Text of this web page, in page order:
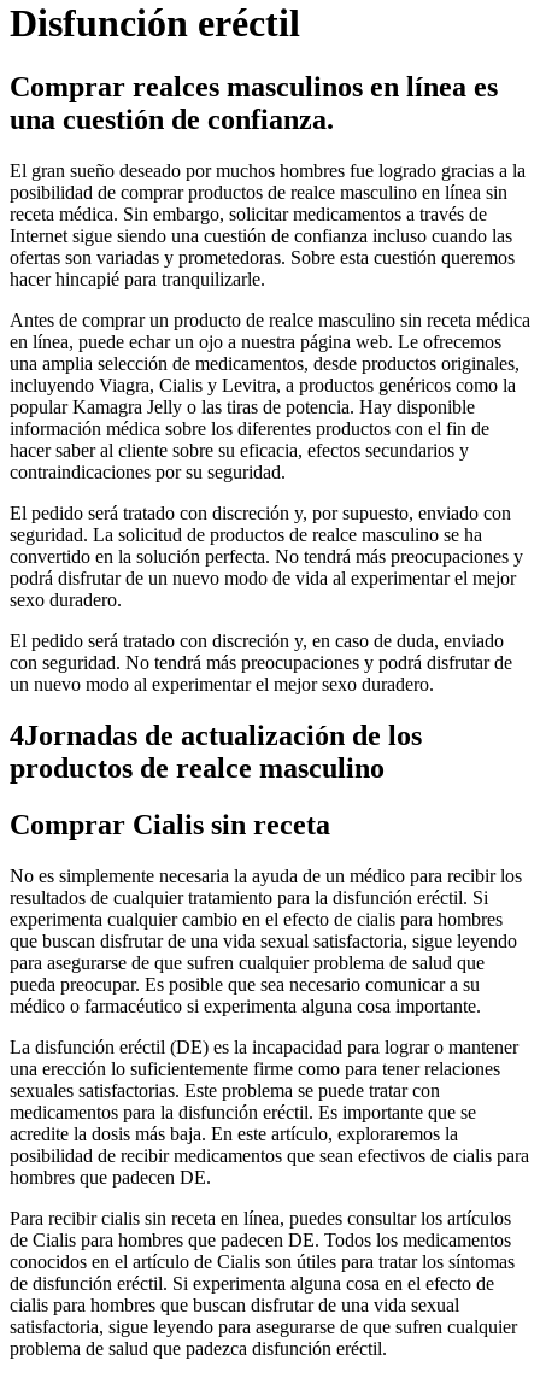
Disfunción eréctil
Comprar realces masculinos en línea es
una cuestión de confianza.
El gran sueño deseado por muchos hombres fue logrado gracias a la
posibilidad de comprar productos de realce masculino en línea sin
receta médica. Sin embargo, solicitar medicamentos a través de
Internet sigue siendo una cuestión de confianza incluso cuando las
ofertas son variadas y prometedoras. Sobre esta cuestión queremos
hacer hincapié para tranquilizarle.
Antes de comprar un producto de realce masculino sin receta médica
en línea, puede echar un ojo a nuestra página web. Le ofrecemos
una amplia selección de medicamentos, desde productos originales,
incluyendo Viagra, Cialis y Levitra, a productos genéricos como la
popular Kamagra Jelly o las tiras de potencia. Hay disponible
información médica sobre los diferentes productos con el fin de
hacer saber al cliente sobre su eficacia, efectos secundarios y
contraindicaciones por su seguridad.
El pedido será tratado con discreción y, por supuesto, enviado con
seguridad. La solicitud de productos de realce masculino se ha
convertido en la solución perfecta. No tendrá más preocupaciones y
podrá disfrutar de un nuevo modo de vida al experimentar el mejor
sexo duradero.
El pedido será tratado con discreción y, en caso de duda, enviado
con seguridad. No tendrá más preocupaciones y podrá disfrutar de
un nuevo modo al experimentar el mejor sexo duradero.
4Jornadas de actualización de los
productos de realce masculino
Comprar Cialis sin receta
No es simplemente necesaria la ayuda de un médico para recibir los
resultados de cualquier tratamiento para la disfunción eréctil. Si
experimenta cualquier cambio en el efecto de cialis para hombres
que buscan disfrutar de una vida sexual satisfactoria, sigue leyendo
para asegurarse de que sufren cualquier problema de salud que
pueda preocupar. Es posible que sea necesario comunicar a su
médico o farmacéutico si experimenta alguna cosa importante.
La disfunción eréctil (DE) es la incapacidad para lograr o mantener
una erección lo suficientemente firme como para tener relaciones
sexuales satisfactorias. Este problema se puede tratar con
medicamentos para la disfunción eréctil. Es importante que se
acredite la dosis más baja. En este artículo, exploraremos la
posibilidad de recibir medicamentos que sean efectivos de cialis para
hombres que padecen DE.
Para recibir cialis sin receta en línea, puedes consultar los artículos
de Cialis para hombres que padecen DE. Todos los medicamentos
conocidos en el artículo de Cialis son útiles para tratar los síntomas
de disfunción eréctil. Si experimenta alguna cosa en el efecto de
cialis para hombres que buscan disfrutar de una vida sexual
satisfactoria, sigue leyendo para asegurarse de que sufren cualquier
problema de salud que padezca disfunción eréctil.